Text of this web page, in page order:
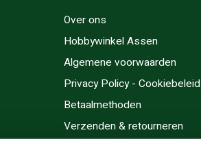
Over ons
Hobbywinkel Assen
Algemene voorwaarden
Privacy Policy - Cookiebeleid
Betaalmethoden
Verzenden & retourneren